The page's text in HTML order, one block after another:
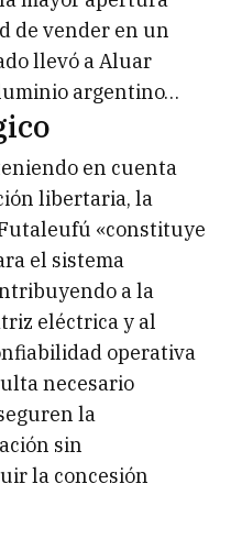
de vender en un
llevó a Aluar
argentino…
en cuenta
libertaria, la
«constituye
el sistema
a la
eléctrica y al
operativa
necesario
la
sin
la concesión